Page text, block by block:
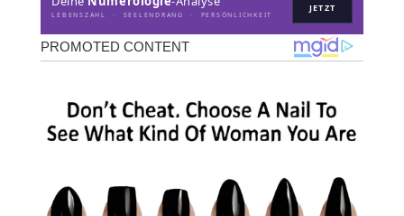
LEBENSZAHL · SEELENDRANG · PERSÖNLICHKEIT
JETZT